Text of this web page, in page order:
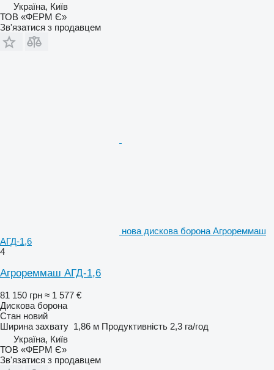
Україна, Київ
ТОВ «ФЕРМ Є»
Зв'язатися з продавцем
нова дискова борона Агрореммаш
АГД-1,6
4
Агрореммаш АГД-1,6
81 150 грн ≈ 1 577 €
Дискова борона
Стан новий
Ширина захвату 1,86 м Продуктивність 2,3 га/год
Україна, Київ
ТОВ «ФЕРМ Є»
Зв'язатися з продавцем